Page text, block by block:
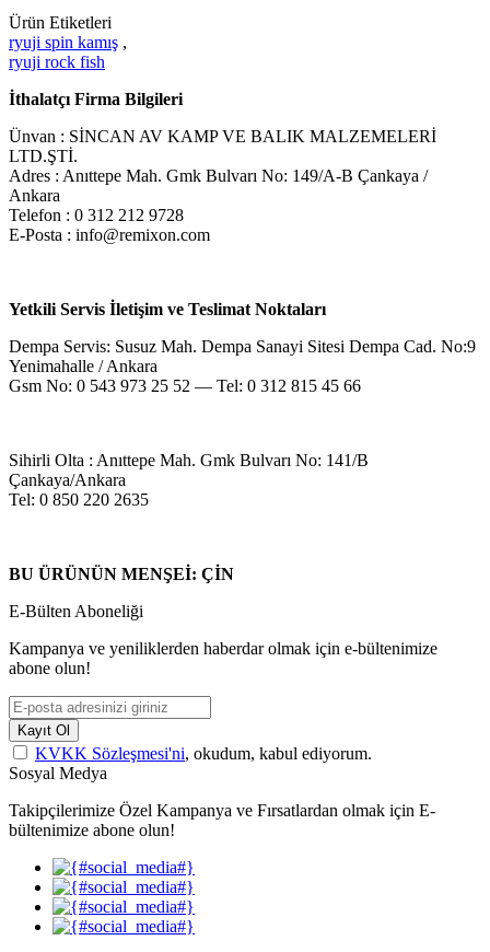
Ürün Etiketleri
ryuji spin kamış ,
ryuji rock fish
İthalatçı Firma Bilgileri
Ünvan : SİNCAN AV KAMP VE BALIK MALZEMELERİ
LTD.ŞTİ.
Adres : Anıttepe Mah. Gmk Bulvarı No: 149/A-B Çankaya /
Ankara
Telefon : 0 312 212 9728
E-Posta : info@remixon.com
Yetkili Servis İletişim ve Teslimat Noktaları
Dempa Servis: Susuz Mah. Dempa Sanayi Sitesi Dempa Cad. No:9
Yenimahalle / Ankara
Gsm No: 0 543 973 25 52 — Tel: 0 312 815 45 66
Sihirli Olta : Anıttepe Mah. Gmk Bulvarı No: 141/B
Çankaya/Ankara
Tel: 0 850 220 2635
BU ÜRÜNÜN MENŞEİ: ÇİN
E-Bülten Aboneliği
Kampanya ve yeniliklerden haberdar olmak için e-bültenimize
abone olun!
Kayıt Ol
KVKK Sözleşmesi'ni, okudum, kabul ediyorum.
Sosyal Medya
Takipçilerimize Özel Kampanya ve Fırsatlardan olmak için E-
bültenimize abone olun!